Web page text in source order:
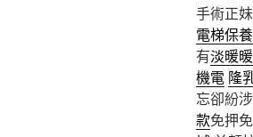
手術正
電梯保養
有淡暖
機電 隆
忘卻紛
款免押